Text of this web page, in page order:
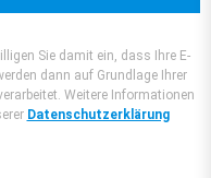
Sie damit ein, dass Ihre E-
dann auf Grundlage Ihrer
Weitere Informationen
Datenschutzerklärung